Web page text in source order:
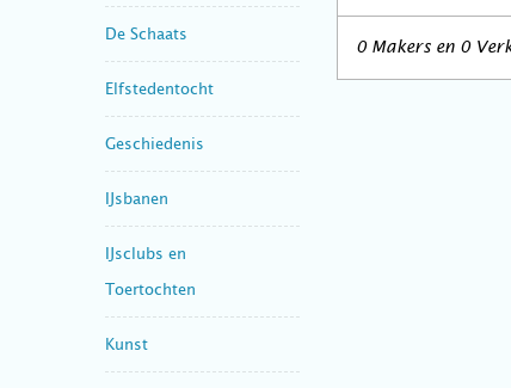
De Schaats
Elfstedentocht
Geschiedenis
IJsbanen
IJsclubs en
Toertochten
Kunst
0 Makers en 0